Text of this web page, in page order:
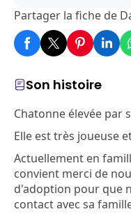
Son histoire
Chatonne élevée par
Elle est très joueuse
Actuellement en
convient merci de
d'adoption pour que
contact avec sa
Partager la fiche de